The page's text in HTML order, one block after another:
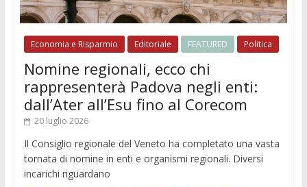
Economia e Risparmio Editoriale FEATURED Politica
Nomine regionali, ecco chi
rappresenterà Padova negli enti:
dall’Ater all’Esu fino al Corecom
20 luglio 2026
Il Consiglio regionale del Veneto ha completato una vasta
tornata di nomine in enti e organismi regionali. Diversi
incarichi riguardano